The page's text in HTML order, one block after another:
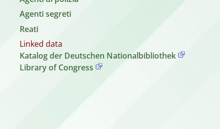
Agenti segreti
Reati
Linked data
Katalog der Deutschen Nationalbibliothek
Library of Congress